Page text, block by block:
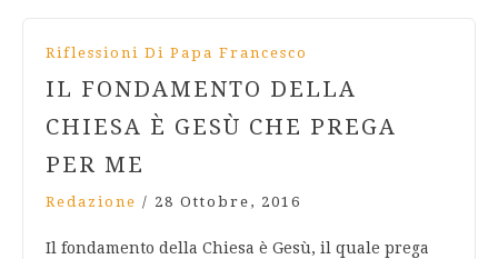
Riflessioni Di Papa Francesco
IL FONDAMENTO DELLA
CHIESA È GESÙ CHE PREGA
PER ME
Redazione / 28 Ottobre, 2016
Il fondamento della Chiesa è Gesù, il quale prega